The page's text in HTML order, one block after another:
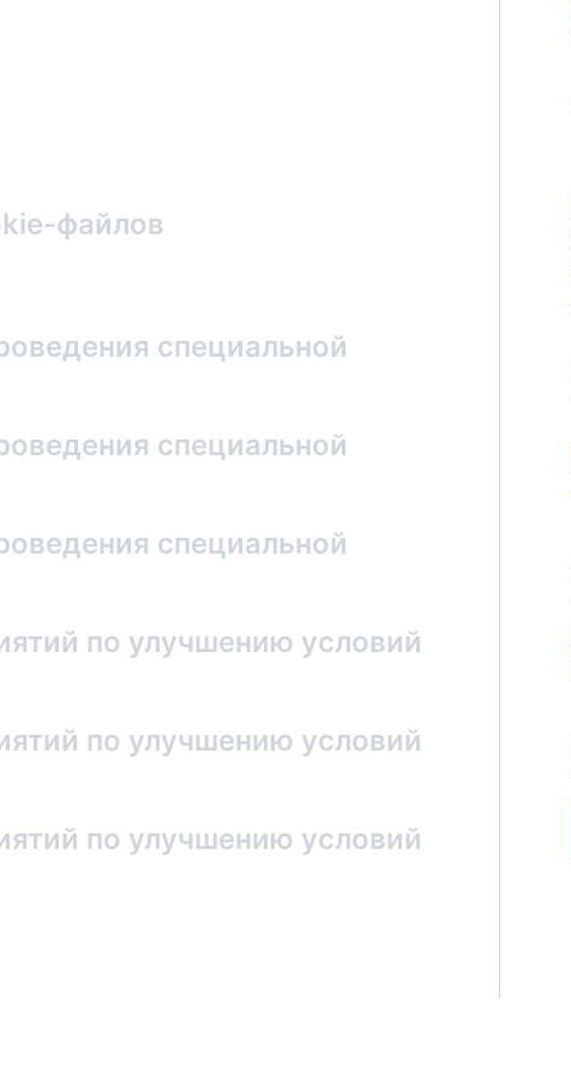
файлов
специальной
специальной
специальной
по улучшению условий
по улучшению условий
по улучшению условий